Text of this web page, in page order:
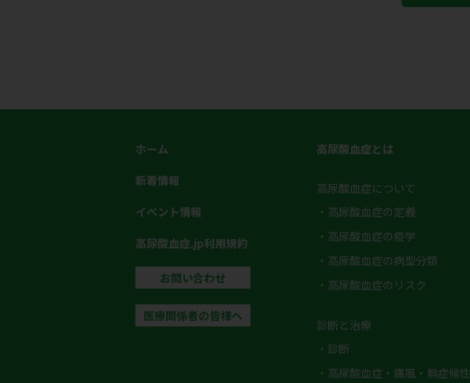
ホーム
新着情報
イベント情報
高尿酸血症.jp利用規約
お問い合わせ
医療関係者の皆様へ
高尿酸血症とは
高尿酸血症について
・高尿酸血症の定義
・高尿酸血症の疫学
・高尿酸血症の病型分類
・高尿酸血症のリスク
診断と治療
・診断
・高尿酸血症・痛風・無症候性